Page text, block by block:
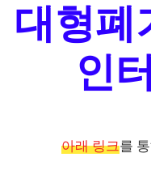
대형폐
인
아래 링크를